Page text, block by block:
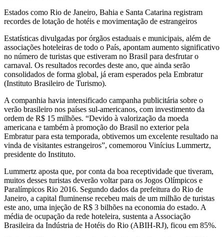
de
2016
sucesso
entre
turistas
estrangeiros
Estados como Rio de Janeiro, Bahia e Santa Catarina registram
recordes de lotação de hotéis e movimentação de estrangeiros
Estatísticas divulgadas por órgãos estaduais e municipais, além de
associações hoteleiras de todo o País, apontam aumento significativo
no número de turistas que estiveram no Brasil para desfrutar o
carnaval. Os resultados recordes deste ano, que ainda serão
consolidados de forma global, já eram esperados pela Embratur
(Instituto Brasileiro de Turismo).
A companhia havia intensificado campanha publicitária sobre o
verão brasileiro nos países sul-americanos, com investimento da
ordem de R$ 15 milhões. “Devido à valorização da moeda
americana e também à promoção do Brasil no exterior pela
Embratur para esta temporada, obtivemos um excelente resultado na
vinda de visitantes estrangeiros”, comemorou Vinícius Lummertz,
presidente do Instituto.
Lummertz aposta que, por conta da boa receptividade que tiveram,
muitos desses turistas deverão voltar para os Jogos Olímpicos e
Paralímpicos Rio 2016. Segundo dados da prefeitura do Rio de
Janeiro, a capital fluminense recebeu mais de um milhão de turistas
este ano, uma injeção de R$ 3 bilhões na economia do estado. A
média de ocupação da rede hoteleira, sustenta a Associação
Brasileira da Indústria de Hotéis do Rio (ABIH-RJ), ficou em 85%.